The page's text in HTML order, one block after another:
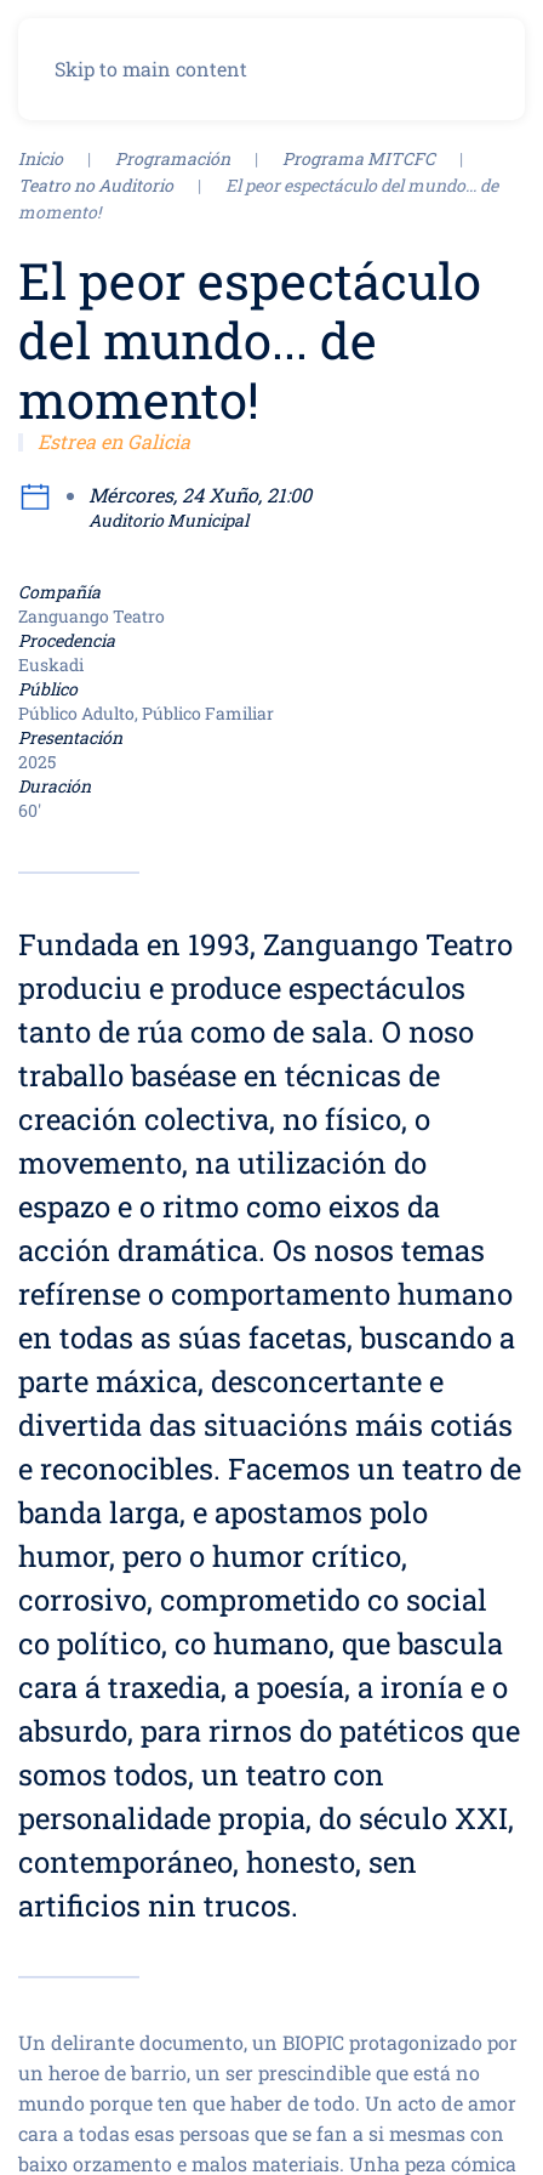
Skip to main content
Inicio Programación
Programa MITCFC
Teatro no Auditorio
El peor espectáculo del mundo... de
momento!
El peor espectáculo
del mundo... de
momento!
Estrea en Galicia
Mércores, 24 Xuño, 21:00
Auditorio Municipal
Compañía
Zanguango Teatro
Procedencia
Euskadi
Público
Público Adulto, Público Familiar
Presentación
2025
Duración
60'
Fundada en 1993, Zanguango Teatro
produciu e produce espectáculos
tanto de rúa como de sala. O noso
traballo baséase en técnicas de
creación colectiva, no físico, o
movemento, na utilización do
espazo e o ritmo como eixos da
acción dramática. Os nosos temas
refírense o comportamento humano
en todas as súas facetas, buscando a
parte máxica, desconcertante e
divertida das situacións máis cotiás
e reconocibles. Facemos un teatro de
banda larga, e apostamos polo
humor, pero o humor crítico,
corrosivo, comprometido co social
co político, co humano, que bascula
cara á traxedia, a poesía, a ironía e o
absurdo, para rirnos do patéticos que
somos todos, un teatro con
personalidade propia, do século XXI,
contemporáneo, honesto, sen
artificios nin trucos.
Un delirante documento, un BIOPIC protagonizado por
un heroe de barrio, un ser prescindible que está no
mundo porque ten que haber de todo. Un acto de amor
cara a todas esas persoas que se fan a si mesmas con
baixo orzamento e malos materiais. Unha peza cómica